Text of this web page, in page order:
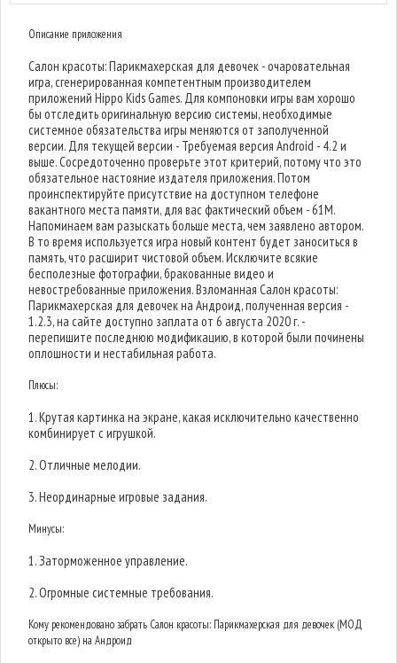
Описание приложения
Салон красоты: Парикмахерская для девочек - очаровательная
игра, сгенерированная компетентным производителем
приложений Hippo Kids Games. Для компоновки игры вам хорошо
бы отследить оригинальную версию системы, необходимые
системное обязательства игры меняются от заполученной
версии. Для текущей версии - Требуемая версия Android - 4.2 и
выше. Сосредоточенно проверьте этот критерий, потому что это
обязательное настояние издателя приложения. Потом
проинспектируйте присутствие на доступном телефоне
вакантного места памяти, для вас фактический объем - 61M.
Напоминаем вам разыскать больше места, чем заявлено автором.
В то время используется игра новый контент будет заноситься в
память, что расширит чистовой объем. Исключите всякие
бесполезные фотографии, бракованные видео и
невостребованные приложения. Взломанная Салон красоты:
Парикмахерская для девочек на Андроид, полученная версия -
1.2.3, на сайте доступно заплата от 6 августа 2020 г. -
перепишите последнюю модификацию, в которой были починены
оплошности и нестабильная работа.
Плюсы:
1. Крутая картинка на экране, какая исключительно качественно
комбинирует с игрушкой.
2. Отличные мелодии.
3. Неординарные игровые задания.
Минусы:
1. Заторможенное управление.
2. Огромные системные требования.
Кому рекомендовано забрать Салон красоты: Парикмахерская для девочек (МОД
открыто все) на Андроид